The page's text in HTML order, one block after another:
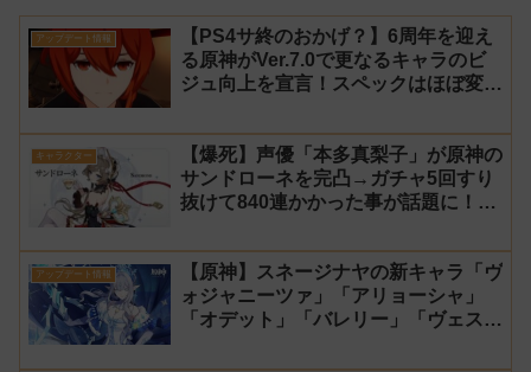
アップデート情報
【PS4サ終のおかげ？】6周年を迎え
る原神がVer.7.0で更なるキャラのビ
ジュ向上を宣言！スペックはほぼ変わ
キャラクター
【爆死】声優「本多真梨子」が原神の
サンドローネを完凸→ガチャ5回すり
抜けて840連かかった事が話題に！
アップデート情報
【原神】スネージナヤの新キャラ「ヴ
ォジャニーツァ」「アリョーシャ」
「オデット」「バレリー」「ヴェス
「アナスターシャ・フョードロヴナ・